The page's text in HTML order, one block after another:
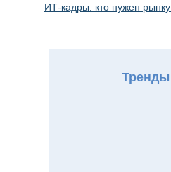
ИТ-кадры: кто нужен
Тренды